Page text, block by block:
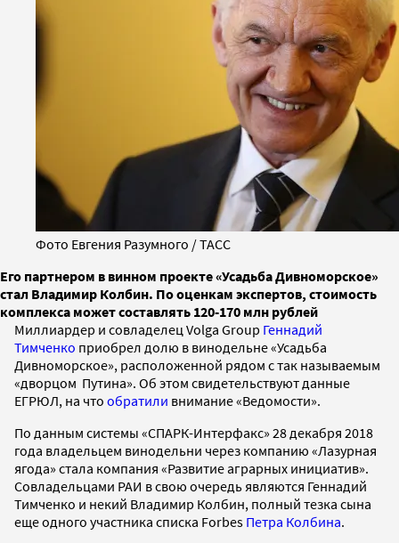
Фото Евгения Разумного / ТАСС
Его партнером в винном проекте «Усадьба Дивноморское»
стал Владимир Колбин. По оценкам экспертов, стоимость
комплекса может составлять 120-170 млн рублей
Миллиардер и совладелец Volga Group Геннадий
Тимченко приобрел долю в винодельне «Усадьба
Дивноморское», расположенной рядом с так называемым
«дворцом Путина». Об этом свидетельствуют данные
ЕГРЮЛ, на что обратили внимание «Ведомости».
По данным системы «СПАРК-Интерфакс» 28 декабря 2018
года владельцем винодельни через компанию «Лазурная
ягода» стала компания «Развитие аграрных инициатив».
Совладельцами РАИ в свою очередь являются Геннадий
Тимченко и некий Владимир Колбин, полный тезка сына
еще одного участника списка Forbes Петра Колбина.